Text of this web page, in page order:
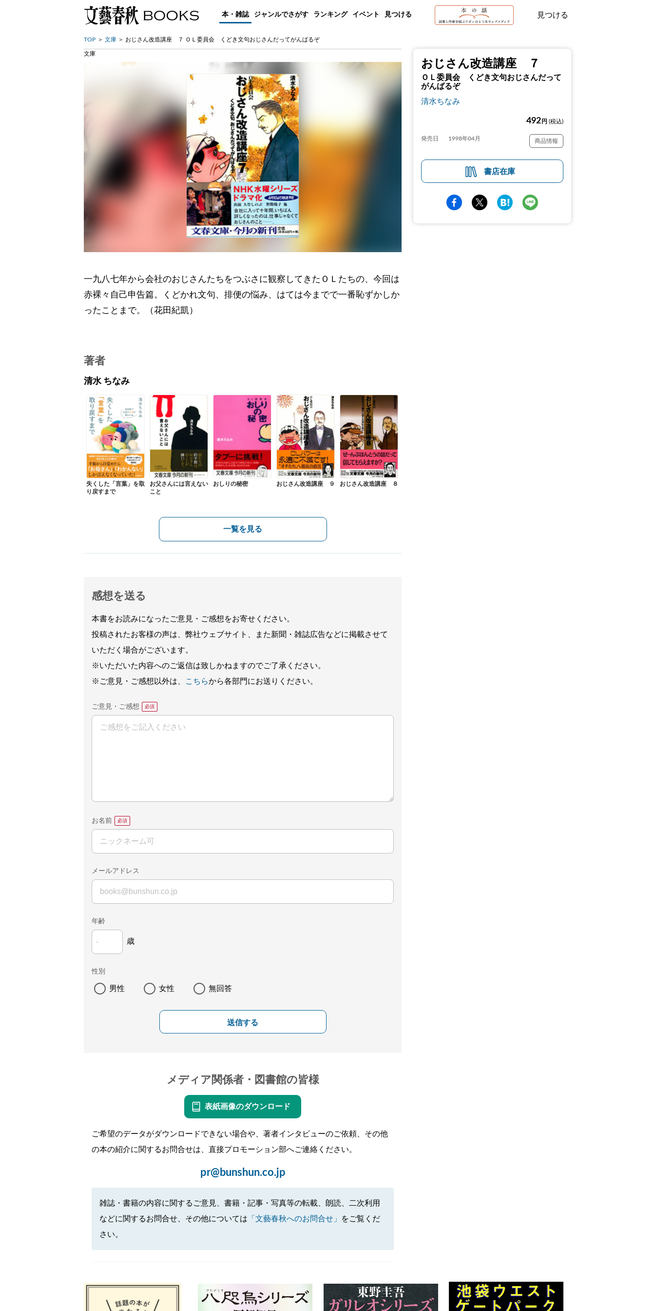
本・雑誌 ジャンルでさがす ランキング イベント 見つける 見つける
TOP 文庫 おじさん改造講座 ７ ＯＬ委員会 くどき文句おじさんだってがんばるぞ
おじさん改造講座 ７
ＯＬ委員会 くどき文句おじさんだって
がんばるぞ
清水ちなみ
492 円 (税込)
発売日 1998年04月 商品情報
書店在庫
文庫
一九八七年から会社のおじさんたちをつぶさに観察してきたＯＬたちの、今回は
赤裸々自己申告篇。くどかれ文句、排便の悩み、はては今までで一番恥ずかしか
ったことまで。（花田紀凱）
著者
清水 ちなみ
失くした「言葉」を取
り戻すまで
お父さんには言えない
こと
おしりの秘密 おじさん改造講座 ９ おじさん改造講座 ８
一覧を見る
感想を送る
本書をお読みになったご意見・ご感想をお寄せください。
投稿されたお客様の声は、弊社ウェブサイト、また新聞・雑誌広告などに掲載させて
いただく場合がございます。
※いただいた内容へのご返信は致しかねますのでご了承ください。
※ご意見・ご感想以外は、
こちらから各部門にお送りください。
ご意見・ご感想
お名前
メールアドレス
年齢
歳
性別
男性 女性 無回答
送信する
メディア関係者・図書館の皆様
表紙画像のダウンロード
ご希望のデータがダウンロードできない場合や、著者インタビューのご依頼、その他
の本の紹介に関するお問合せは、直接プロモーション部へご連絡ください。
pr@bunshun.co.jp
雑誌・書籍の内容に関するご意見、書籍・記事・写真等の転載、朗読、二次利用
などに関するお問合せ、その他については 「文藝春秋へのお問合せ」
をご覧くだ
さい。